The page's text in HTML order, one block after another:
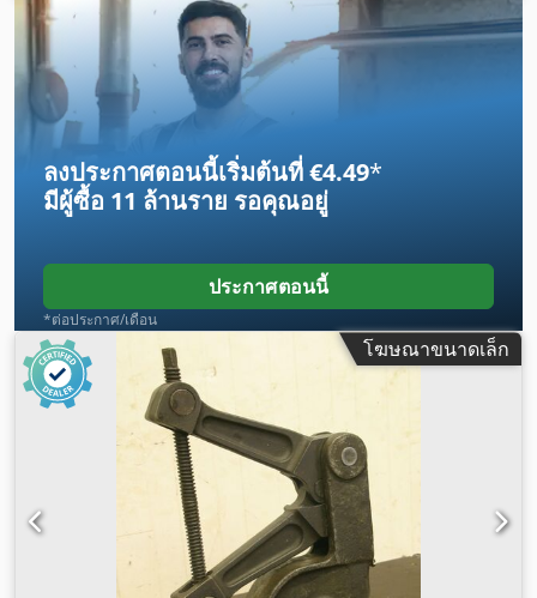
ลงประกาศตอนนี้เริ่มต้นที่ €4.49*
มีผู้ซื้อ 11 ล้านราย รอคุณอยู่
ประกาศตอนนี้
*ต่อประกาศ/เดือน
โฆษณาขนาดเล็ก